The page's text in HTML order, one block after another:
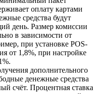
оплату картами
средства будут
день. Размер комиссии
в зависимости от
при установке POS-
от 1,8%, при настройке
дополнительного
денежные средства
счёт. Процентная ставка